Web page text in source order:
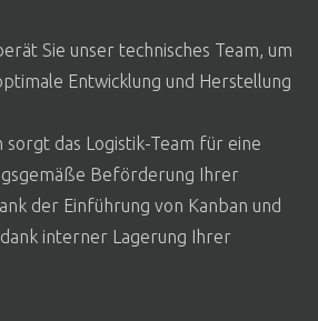
Sie unser technisches Team, um
Entwicklung und Herstellung
sorgt das Logistik-Team für eine
Beförderung Ihrer
der Einführung von Kanban und
interner Lagerung Ihrer